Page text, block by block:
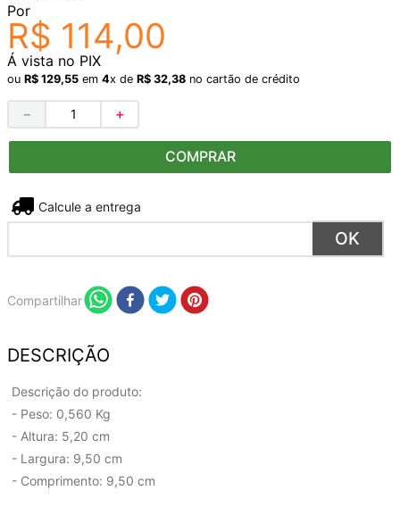
Por
R$ 114,00
Á vista no PIX
ou R$ 129,55 em 4x de R$ 32,38 no cartão de crédito
＋
－
COMPRAR
Não sei meu CEP
Compartilhar
DESCRIÇÃO
Descrição do produto:
- Peso: 0,560 Kg
- Altura: 5,20 cm
- Largura: 9,50 cm
- Comprimento: 9,50 cm